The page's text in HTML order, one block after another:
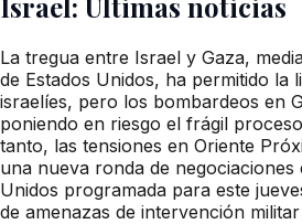
La tregua entre Israel y Gaza,
de Estados Unidos, ha permitido la
israelíes, pero los bombardeos en
poniendo en riesgo el frágil
tanto, las tensiones en Oriente
una nueva ronda de
Unidos programada para este
de amenazas de intervención